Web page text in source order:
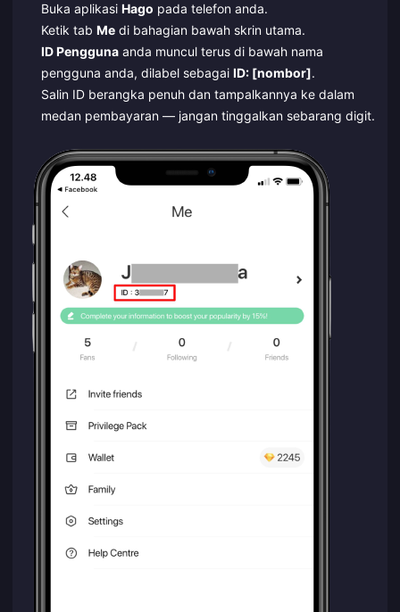
Buka aplikasi Hago pada telefon anda.
Ketik tab Medi bahagian bawah skrin utama.
ID Penggunaanda muncul terus di bawah nama
pengguna anda, dilabel sebagai ID: [nombor].
Salin ID berangka penuh dan tampalkannya ke dalam
medan pembayaran — jangan tinggalkan sebarang digit.